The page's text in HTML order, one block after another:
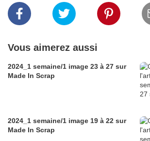
Vous aimerez aussi
2024_1 semaine/1 image 23 à 27 sur
Made In Scrap
2024_1 semaine/1 image 19 à 22 sur
Made In Scrap